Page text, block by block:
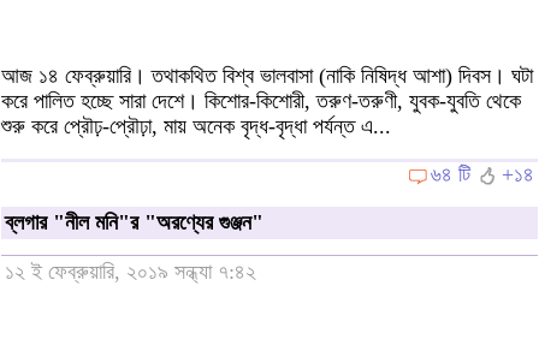
আজ ১৪ ফেব্রুয়ারি। তথাকথিত বিশ্ব ভালবাসা (নাকি নিষিদ্ধ আশা) দিবস। ঘটা
করে পালিত হচ্ছে সারা দেশে। কিশোর-কিশোরী, তরুণ-তরুণী, যুবক-যুবতি থেকে
শুরু করে প্রৌঢ়-প্রৌঢ়া, মায় অনেক বৃদ্ধ-বৃদ্ধা পর্যন্ত এ...
৬৪ টি
+১৪
ব্লগার "নীল মনি"র "অরণ্যের গুঞ্জন"
১২ ই ফেব্রুয়ারি, ২০১৯ সন্ধ্যা ৭:৪২